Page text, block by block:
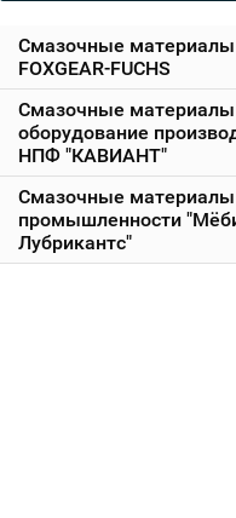
Смазочные материалы
FOXGEAR-FUCHS
Смазочные
оборудование
НПФ "КАВИАНТ"
Смазочные
промышленности
Лубрикантс"